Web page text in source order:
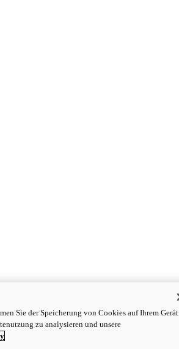
Sie der Speicherung von Cookies auf Ihrem Gerät
zu analysieren und unsere